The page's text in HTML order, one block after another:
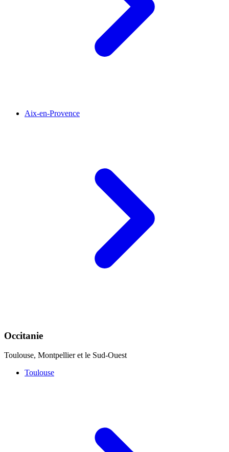
Aix-en-Provence
Occitanie
Toulouse, Montpellier et le Sud-Ouest
Toulouse